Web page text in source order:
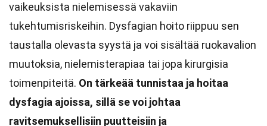
vaikeuksista nielemisessä vakaviin
tukehtumisriskeihin. Dysfagian hoito riippuu sen
taustalla olevasta syystä ja voi sisältää ruokavalion
muutoksia, nielemisterapiaa tai jopa kirurgisia
toimenpiteitä. On tärkeää tunnistaa ja hoitaa
dysfagia ajoissa, sillä se voi johtaa
ravitsemuksellisiin puutteisiin ja